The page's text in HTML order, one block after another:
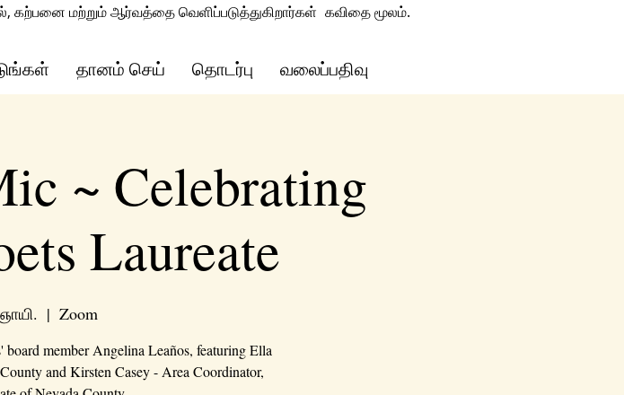
மற்றும் ஆர்வத்தை வெளிப்படுத்துகிறார்கள் கவிதை மூலம்.
தானம் செய் தொடர்பு வலைப்பதிவு
~ Celebrating
Laureate
  |
Zoom
member Angelina Leaños, featuring Ella
and Kirsten Casey - Area Coordinator,